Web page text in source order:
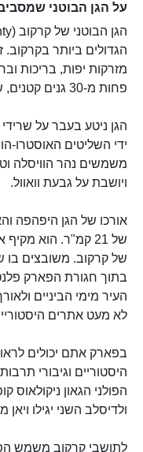
על הגן הבוטני
הגדולים ביותר
מזרקות יפות, בריכות
פחות מ-30 גנים קטנים, שכל אחד מהם מעוצב בסגנון שונה.
ידי השליטים האוסטרו-
משמשים נהר הוויסלה
ויושבת על גבעת וואוול.
של 21 קמ"ר. הוא
של קרקוב. משובצים בו
בתוך חגורת הפארק
העיר מימי הביניים
לא מעט אתרים
בפארק אתם יכולים
היסטוריים וגיבורי
הפולני הגאון ניקולאוס
ולדיסלב השני יגילו ויאן
לתושבי קרקוב משמש